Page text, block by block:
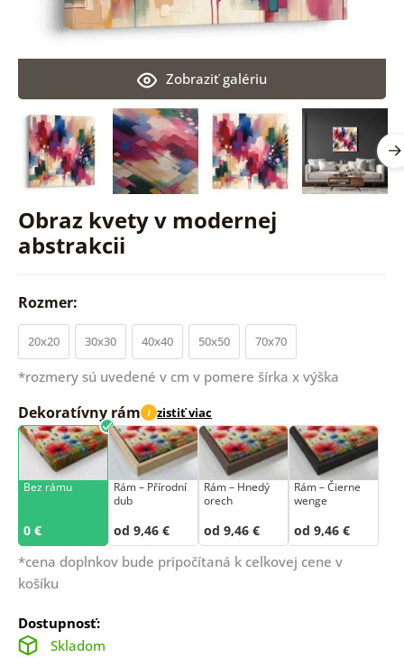
Obraz kvety v modernej
abstrakcii
Zobraziť galériu
Rozmer:
20x20 30x30 40x40 50x50 70x70
*rozmery sú uvedené v cm v pomere šírka x výška
Dekoratívny rám i zistiť viac
Bez rámu
0 €
Rám –⁠⁠⁠⁠⁠⁠ Přírodní
dub
od 9,46 €
Rám – Hnedý
orech
od 9,46 €
Rám – Čierne
wenge
od 9,46 €
*cena doplnkov bude pripočítaná k celkovej cene v
košíku
Dostupnosť:
Skladom